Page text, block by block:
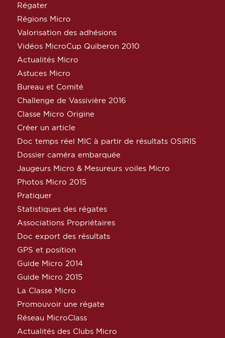
Régater
Régions Micro
Valorisation des adhésions
Vidéos MicroCup Quiberon 2010
Actualités Micro
Astuces Micro
Bureau et Comité
Challenge de Vassivière 2016
Classe Micro Origine
Créer un article
Doc temps réel MIC à partir de résultats OSIRIS
Dossier caméra embarquée
Jaugeurs Micro & Mesureurs voiles Micro
Photos Micro 2015
Pratiquer
Statistiques des régates
Associations Propriétaires
Doc export des résultats
GPS et position
Guide Micro 2014
Guide Micro 2015
La Classe Micro
Promouvoir une régate
Réseau MicroClass
Actualités des Clubs Micro